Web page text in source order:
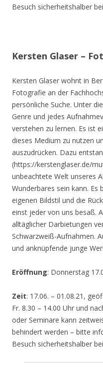
Besuch sicherheitshalber
Kersten Glaser –
Kersten Glaser wohnt in
Fotografie an der
persönliche Suche. Unter
Genre und jedes
verstehen zu lernen. Es ist
dieses Medium zu nutzen
auszudrücken. Dazu
(https://kerstenglaser.de/
unbeachtete Welt unseres
Wunderbares sein kann. Es
eigenen Bildstil und die
einst jeder von uns besaß.
alltäglicher Darbietungen
Schwarzweiß-Aufnahmen.
und anknüpfende junge
Eröffnung: Donnerstag
Zeit: 17.06. – 01.08.21,
Fr. 8.30 – 14.00 Uhr und
oder Seminare kann
behindert werden – bitte
Besuch sicherheitshalber